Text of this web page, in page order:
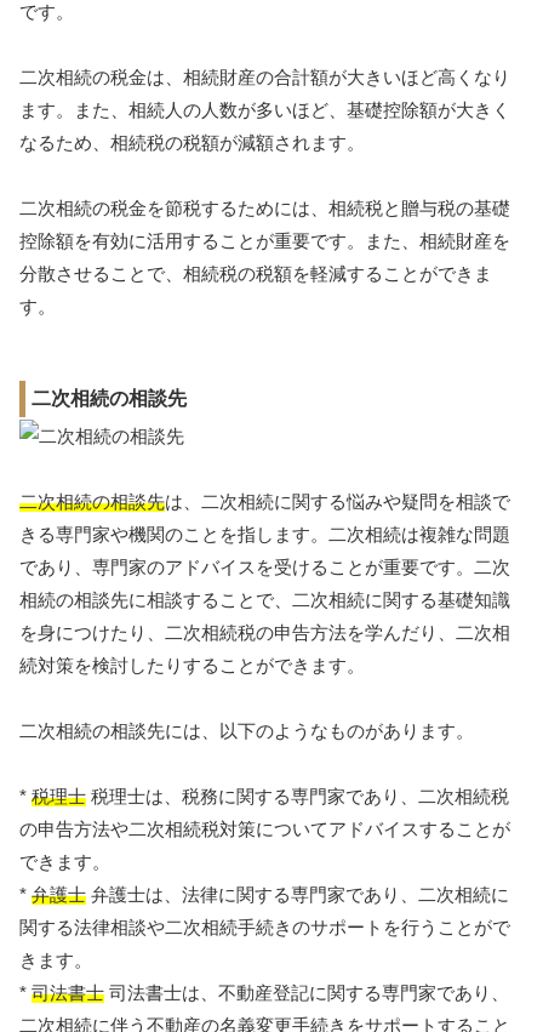
です。
二次相続の税金は、相続財産の合計額が大きいほど高くなり
ます。また、相続人の人数が多いほど、基礎控除額が大きく
なるため、相続税の税額が減額されます。
二次相続の税金を節税するためには、相続税と贈与税の基礎
控除額を有効に活用することが重要です。また、相続財産を
分散させることで、相続税の税額を軽減することができま
す。
二次相続の相談先
二次相続の相談先は、二次相続に関する悩みや疑問を相談で
きる専門家や機関のことを指します。二次相続は複雑な問題
であり、専門家のアドバイスを受けることが重要です。二次
相続の相談先に相談することで、二次相続に関する基礎知識
を身につけたり、二次相続税の申告方法を学んだり、二次相
続対策を検討したりすることができます。
二次相続の相談先には、以下のようなものがあります。
* 税理士 税理士は、税務に関する専門家であり、二次相続税
の申告方法や二次相続税対策についてアドバイスすることが
できます。
* 弁護士 弁護士は、法律に関する専門家であり、二次相続に
関する法律相談や二次相続手続きのサポートを行うことがで
きます。
* 司法書士 司法書士は、不動産登記に関する専門家であり、
二次相続に伴う不動産の名義変更手続きをサポートすること